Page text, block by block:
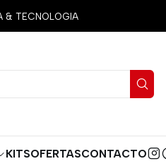
KITSOFERTASCONTACTO
& TECNOLOGIA
BLANCA GRUESA
LLANTA
Cantidad